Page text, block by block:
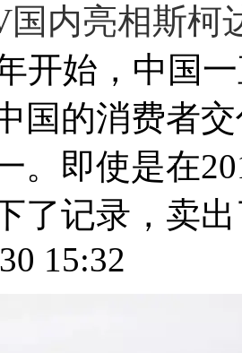
内亮相斯柯
开始，中国
国的消费者
。即使是在
了记录，卖
15:32